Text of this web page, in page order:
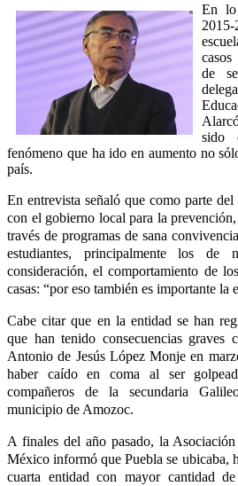
En lo
de
sido
fenómeno que ha ido en aumento no
país.
En entrevista señaló que como parte
con el gobierno local para la prevención,
través de programas de sana
estudiantes, principalmente los
consideración, el comportamiento de
casas: “por eso también es importante la
Cabe citar que en la entidad se han
que han tenido consecuencias graves
Antonio de Jesús López Monje en
haber caído en coma al ser
compañeros de la secundaria
municipio de Amozoc.
A finales del año pasado, la
México informó que Puebla se ubicaba,
cuarta entidad con mayor cantidad